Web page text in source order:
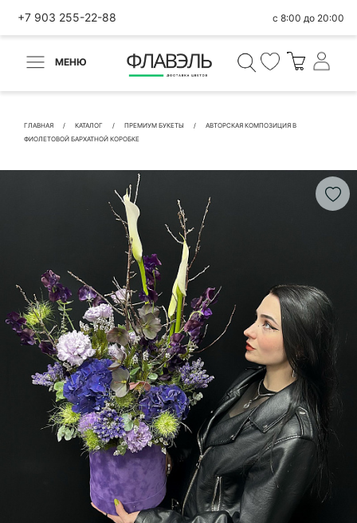
+7 903 255-22-88 с 8:00 до 20:00
МЕНЮ
ГЛАВНАЯ КАТАЛОГ ПРЕМИУМ БУКЕТЫ
АВТОРСКАЯ КОМПОЗИЦИЯ В
ФИОЛЕТОВОЙ БАРХАТНОЙ КОРОБКЕ
ВЕРНУТЬСЯ
Быстрая покупка
КОНТАКТНЫЕ ДАННЫЕ
БЫСТРАЯ ПОКУПКА
Я принимаю Политику конфиденциальности и
Правила использования сайта ФЛАВЭЛЬ. Мы не
продаем ваши данные и храним их в безопасности